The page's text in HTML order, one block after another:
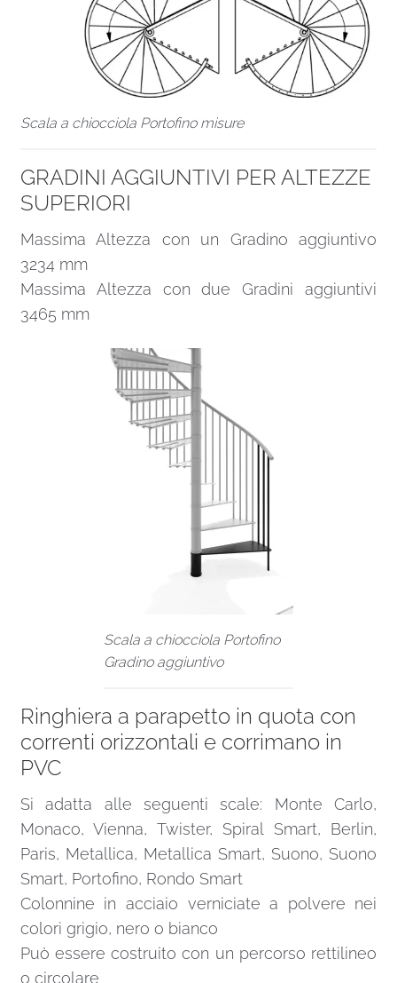
Scala a chiocciola Portofino misure
GRADINI AGGIUNTIVI PER ALTEZZE
SUPERIORI
Massima Altezza con un Gradino aggiuntivo
3234 mm
Massima Altezza con due Gradini aggiuntivi
3465 mm
Scala a chiocciola Portofino
Gradino aggiuntivo
Ringhiera a parapetto in quota con
correnti orizzontali e corrimano in
PVC
Si adatta alle seguenti scale: Monte Carlo,
Monaco, Vienna, Twister, Spiral Smart, Berlin,
Paris, Metallica, Metallica Smart, Suono, Suono
Smart, Portofino, Rondo Smart
Colonnine in acciaio verniciate a polvere nei
colori grigio, nero o bianco
Può essere costruito con un percorso rettilineo
o circolare